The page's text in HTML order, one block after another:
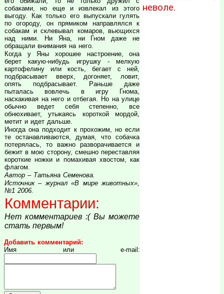
собаками, но еще и извлекал из этого
выгоду. Как только его выпускали гулять
по огороду, он прямиком направлялся к
собакам и склевывал комаров, вьющихся
над ними. Ни Яна, ни Гном даже не
обращали внимания на него.
Когда у Яны хорошее настроение, она
берет какую-нибудь игрушку - мелкую
картофелину или кость, бегает с ней,
подбрасывает вверх, догоняет, ловит,
опять подбрасывает. Раньше даже
пыталась вовлечь в игру Гнома,
наскакивая на него и отбегая. Но на улице
обычно ведет себя степенно, все
обнюхивает, утыкаясь короткой мордой,
метит и идет дальше.
Иногда она подходит к прохожим, но если
те останавливаются, думая, что собачка
потерялась, то важно разворачивается и
бежит в мою сторону, смешно переставляя
короткие ножки и помахивая хвостом, как
флагом.
Автор – Татьяна Семенова.
Источник – журнал «В мире животных»,
№1 2006.
Комментарии:
Нет комментариев :( Вы можете
стать первым!
Добавить комментарий:
Имя или e-mail:
неволе.